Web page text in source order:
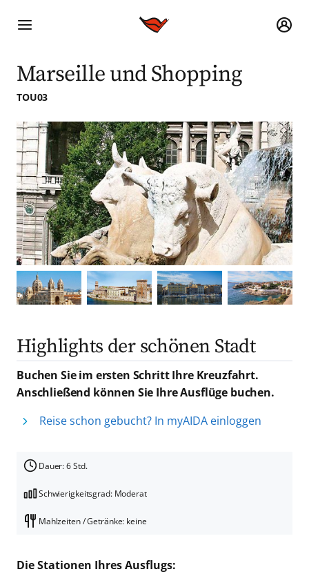
Marseille und Shopping
TOU03
Highlights der schönen Stadt
Buchen Sie im ersten Schritt Ihre Kreuzfahrt.
Anschließend können Sie Ihre Ausflüge buchen.
Reise schon gebucht? In myAIDA einloggen
Dauer: 6 Std.
Schwierigkeitsgrad: Moderat
Mahlzeiten / Getränke: keine
Die Stationen Ihres Ausflugs: